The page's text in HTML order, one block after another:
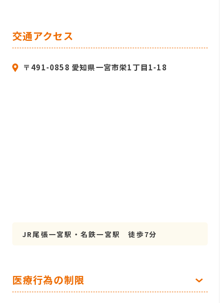
交通アクセス
〒491-0858 愛知県一宮市栄1丁目1-18
JR尾張一宮駅・名鉄一宮駅 徒歩7分
医療行為の制限